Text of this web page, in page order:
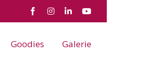
FacebookInstagram
LinkedInYouTube
Goodies Galerie